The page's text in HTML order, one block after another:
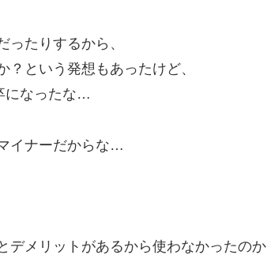
たりするから、
という発想もあったけど、
になったな…
イナーだからな…
デメリットがあるから使わなかったのか